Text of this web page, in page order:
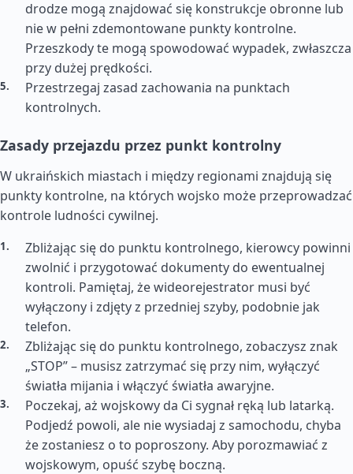
drodze mogą znajdować się konstrukcje obronne lub
nie w pełni zdemontowane punkty kontrolne.
Przeszkody te mogą spowodować wypadek, zwłaszcza
przy dużej prędkości.
Przestrzegaj zasad zachowania na punktach
kontrolnych.
Zasady przejazdu przez punkt kontrolny
W ukraińskich miastach i między regionami znajdują się
punkty kontrolne, na których wojsko może przeprowadzać
kontrole ludności cywilnej.
Zbliżając się do punktu kontrolnego, kierowcy powinni
zwolnić i przygotować dokumenty do ewentualnej
kontroli. Pamiętaj, że wideorejestrator musi być
wyłączony i zdjęty z przedniej szyby, podobnie jak
telefon.
Zbliżając się do punktu kontrolnego, zobaczysz znak
„STOP” – musisz zatrzymać się przy nim, wyłączyć
światła mijania i włączyć światła awaryjne.
Poczekaj, aż wojskowy da Ci sygnał ręką lub latarką.
Podjedź powoli, ale nie wysiadaj z samochodu, chyba
że zostaniesz o to poproszony. Aby porozmawiać z
wojskowym, opuść szybę boczną.